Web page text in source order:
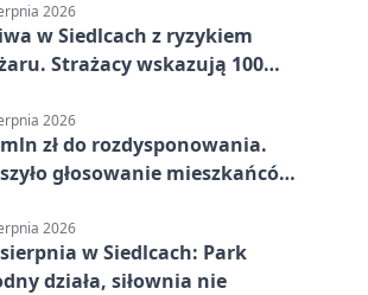
2026
w Siedlcach z ryzykiem
Strażacy wskazują 100
2026
zł do rozdysponowania.
głosowanie mieszkańców
2026
w Siedlcach: Park
działa, siłownia nie